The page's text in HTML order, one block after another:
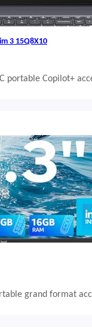
3 15Q8X10
portable Copilot+
grand format